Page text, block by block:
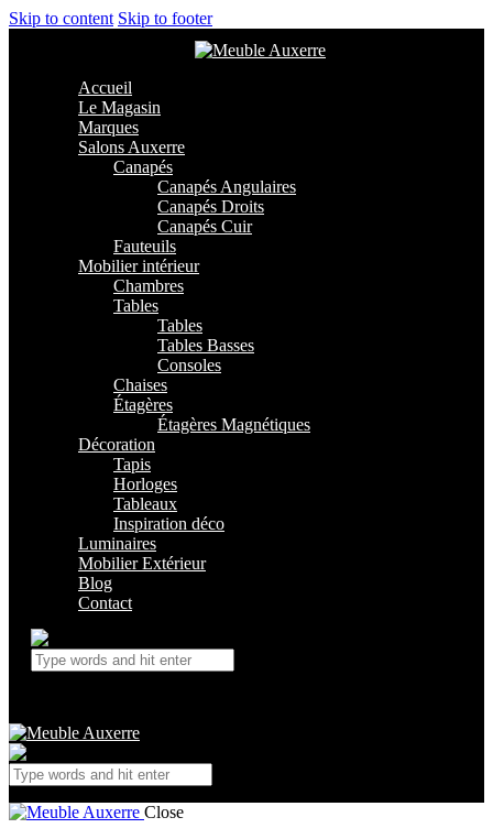
Skip to content Skip to footer
Accueil
Le Magasin
Marques
Salons Auxerre
Canapés
Canapés Angulaires
Canapés Droits
Canapés Cuir
Fauteuils
Mobilier intérieur
Chambres
Tables
Tables
Tables Basses
Consoles
Chaises
Étagères
Étagères Magnétiques
Décoration
Tapis
Horloges
Tableaux
Inspiration déco
Luminaires
Mobilier Extérieur
Blog
Contact
Close